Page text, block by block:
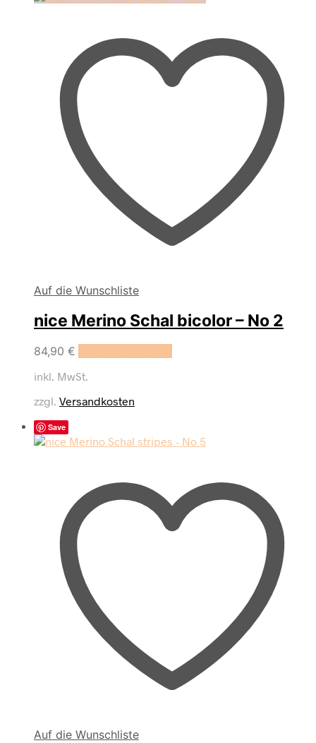
Auf die Wunschliste
nice Merino Schal bicolor – No 2
84,90 €
inkl. MwSt.
zzgl. Versandkosten
Save
Auf die Wunschliste